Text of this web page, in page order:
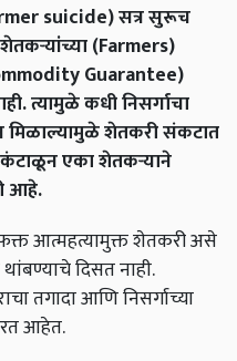
suicide) सत्र सुरूच
(Farmers)
Guarantee)
त्यामुळे कधी निसर्गाचा
मिळाल्यामुळे शेतकरी संकटात
एका शेतकऱ्याने
आहे.
आत्महत्यामुक्त शेतकरी असे
दिसत नाही.
तगादा आणि निसर्गाच्या
आहेत.